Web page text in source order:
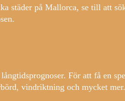
städer på Mallorca, se till att
För att få en
vindriktning och mycket mer.